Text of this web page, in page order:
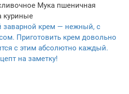
Мука пшеничная
куриные
заварной крем — нежный, с
Приготовить крем довольно
с этим абсолютно каждый.
на заметку!